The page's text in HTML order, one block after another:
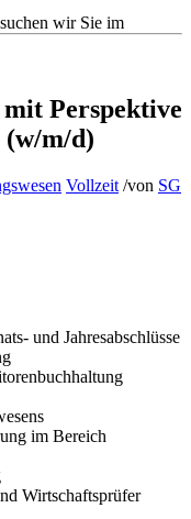
wir Sie im
Perspektive
m/d)
Vollzeit /von SG
und Jahresabschlüsse
im Bereich
Wirtschaftsprüfer